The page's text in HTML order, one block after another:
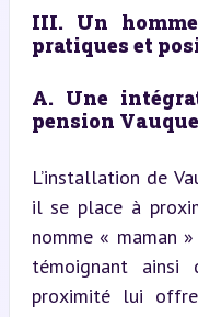
III. Un
pratiques et
A. Une
pension
L’installation de
il se place à
nomme « maman
témoignant ainsi
proximité lui